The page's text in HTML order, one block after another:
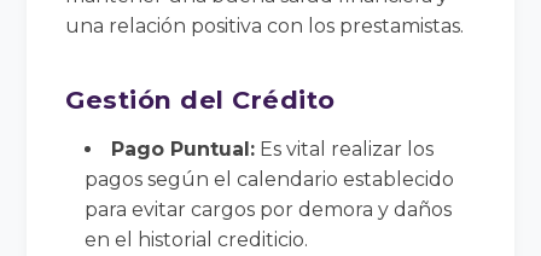
una relación positiva con los prestamistas.
Gestión del Crédito
Pago Puntual: Es vital realizar los
pagos según el calendario establecido
para evitar cargos por demora y daños
en el historial crediticio.